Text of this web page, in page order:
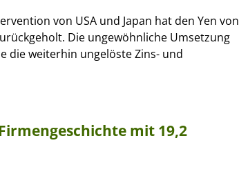
von USA und Japan hat den Yen von
Die ungewöhnliche Umsetzung
die weiterhin ungelöste Zins- und
mit 19,2